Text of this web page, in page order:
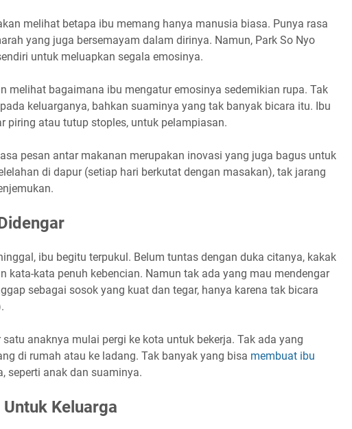
melihat betapa ibu memang hanya manusia biasa. Punya rasa
yang juga bersemayam dalam dirinya. Namun, Park So Nyo
untuk meluapkan segala emosinya.
melihat bagaimana ibu mengatur emosinya sedemikian rupa. Tak
keluarganya, bahkan suaminya yang tak banyak bicara itu. Ibu
piring atau tutup stoples, untuk pelampiasan.
pesan antar makanan merupakan inovasi yang juga bagus untuk
di dapur (setiap hari berkutat dengan masakan), tak jarang
ibu begitu terpukul. Belum tuntas dengan duka citanya, kakak
kata-kata penuh kebencian. Namun tak ada yang mau mendengar
sebagai sosok yang kuat dan tegar, hanya karena tak bicara
anaknya mulai pergi ke kota untuk bekerja. Tak ada yang
di rumah atau ke ladang. Tak banyak yang bisa membuat ibu
seperti anak dan suaminya.
Keluarga